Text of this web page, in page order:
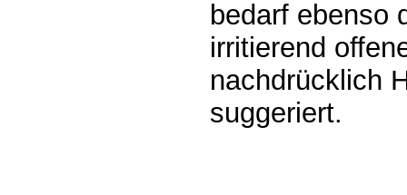
bedarf ebenso
irritierend
nachdrücklich
suggeriert.